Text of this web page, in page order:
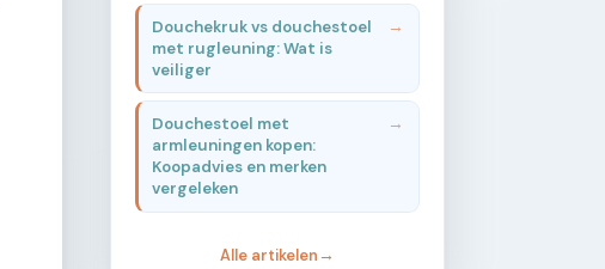
Douchekruk vs douchestoel
met rugleuning: Wat is
veiliger
Douchestoel met
armleuningen kopen:
Koopadvies en merken
vergeleken
Alle artikelen